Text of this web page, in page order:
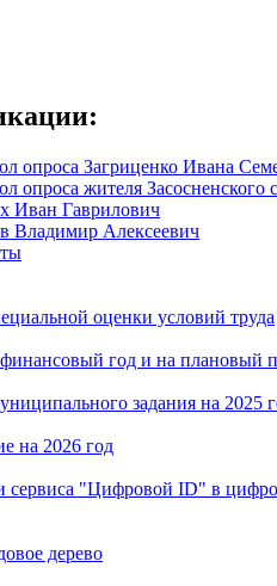
опроса Загриценко Ивана
опроса жителя Засосненского
Иван Гаврилович
Владимир Алексеевич
оценки условий труда
год и на плановый
задания на 2025
на 2026 год
"Цифровой ID" в
дерево